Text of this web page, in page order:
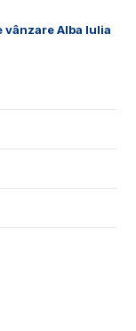
vânzare Alba Iulia
unei
Echipa